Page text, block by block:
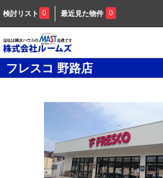
検討リスト 0 最近見た物件 0
フレスコ 野路店